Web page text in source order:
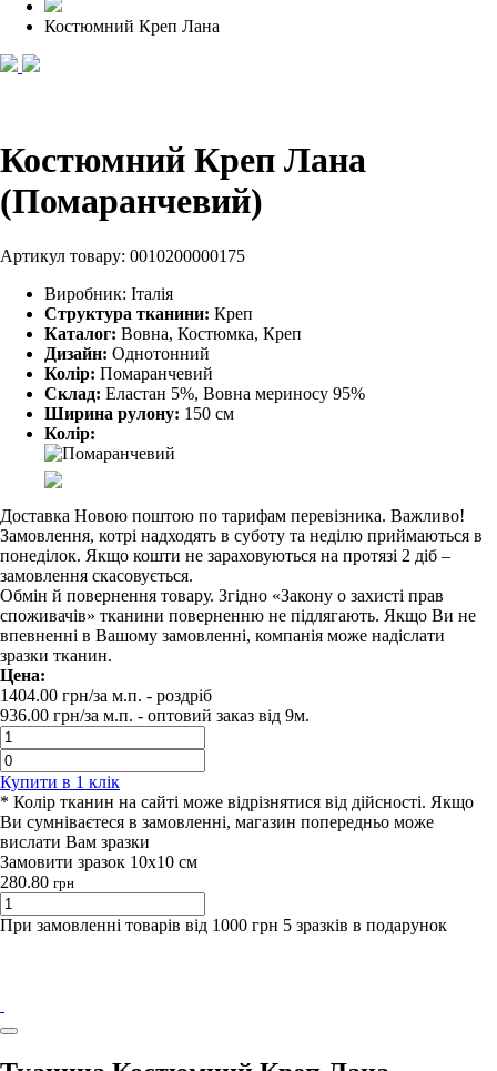
Костюмний Креп Лана
Костюмний Креп Лана
(Помаранчевий)
Артикул товару: 0010200000175
Виробник: Італія
Структура тканини: Креп
Каталог: Вовна, Костюмка, Креп
Дизайн: Однотонний
Колір: Помаранчевий
Склад: Еластан 5%, Вовна мериносу 95%
Ширина рулону: 150 см
Колір:
Доставка Новою поштою по тарифам перевізника. Важливо!
Замовлення, котрі надходять в суботу та неділю приймаються в
понеділок. Якщо кошти не зараховуються на протязі 2 діб –
замовлення скасовується.
Обмін й повернення товару. Згідно «Закону о захисті прав
споживачів» тканини поверненню не підлягають. Якщо Ви не
впевненні в Вашому замовленні, компанія може надіслати
зразки тканин.
Цена:
1404.00 грн/за м.п. - роздрiб
936.00 грн/за м.п. - оптовий заказ вiд 9м.
Купити в 1 клiк
* Колір тканин на сайті може відрізнятися від дійсності. Якщо
Ви сумніваєтеся в замовленні, магазин попередньо може
вислати Вам зразки
Замовити зразок 10х10 см
280.80 грн
При замовленні товарів від 1000 грн 5 зразків в подарунок